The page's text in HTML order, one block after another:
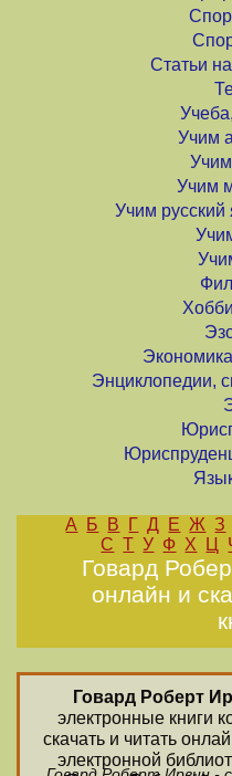
Статьи
Учим
Учим
Учим русский
Энциклопедии,
А Б В Г Д Е Ж З
С Т У Ф Х Ц
Говард
онлайн и
Говард Роберт
электронные книги
скачать и читать
электронной